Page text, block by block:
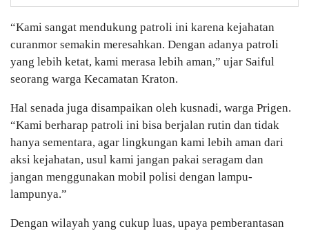
“Kami sangat mendukung patroli ini karena kejahatan
curanmor semakin meresahkan. Dengan adanya patroli
yang lebih ketat, kami merasa lebih aman,” ujar Saiful
seorang warga Kecamatan Kraton.
Hal senada juga disampaikan oleh kusnadi, warga Prigen.
“Kami berharap patroli ini bisa berjalan rutin dan tidak
hanya sementara, agar lingkungan kami lebih aman dari
aksi kejahatan, usul kami jangan pakai seragam dan
jangan menggunakan mobil polisi dengan lampu-
lampunya.”
Dengan wilayah yang cukup luas, upaya pemberantasan